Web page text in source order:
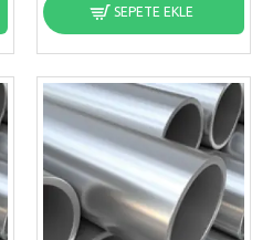
SEPETE EKLE